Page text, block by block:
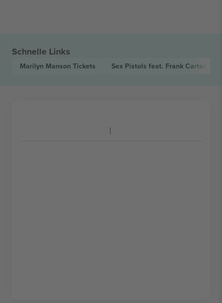
Schnelle Links
Marilyn Manson Tickets Sex Pistols feat. Frank Carter